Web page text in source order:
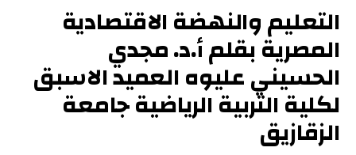
التعليم والنهضة الاقتصادية
المصرية بقلم أ.د. مجدي
الحسيني عليوه العميد الاسبق
لكلية التربية الرياضية جامعة
الزقازيق